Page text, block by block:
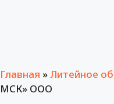
Главная »Литейное
МСК» ООО